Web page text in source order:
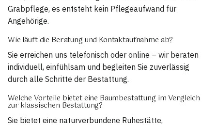
Grabpflege, es entsteht kein Pflegeaufwand für
Angehörige.
Wie läuft die Beratung und Kontaktaufnahme ab?
Sie erreichen uns telefonisch oder online – wir beraten
individuell, einfühlsam und begleiten Sie zuverlässig
durch alle Schritte der Bestattung.
Welche Vorteile bietet eine Baumbestattung im Vergleich
zur klassischen Bestattung?
Sie bietet eine naturverbundene Ruhestätte,